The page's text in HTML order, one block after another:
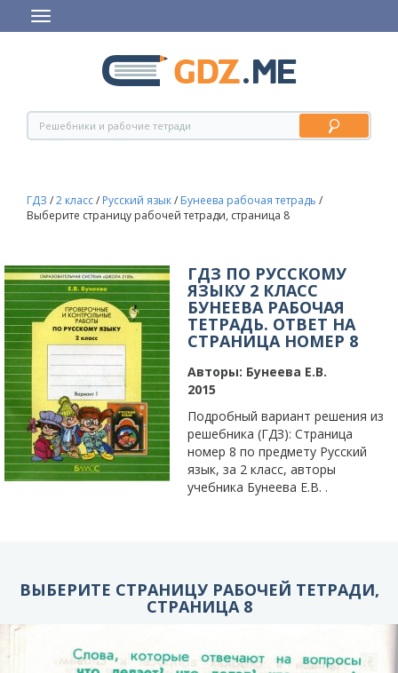
ГДЗ /2 класс/ Русский язык/ Бунеева рабочая тетрадь /
Выберите страницу рабочей тетради, страница 8
ГДЗ ПО РУССКОМУ
ЯЗЫКУ 2 КЛАСС
БУНЕЕВА РАБОЧАЯ
ТЕТРАДЬ. ОТВЕТ НА
СТРАНИЦА НОМЕР 8
Авторы: Бунеева Е.В.
2015
Подробный вариант решения из
решебника (ГДЗ): Страница
номер 8 по предмету Русский
язык, за 2 класс, авторы
учебника Бунеева Е.В. .
ВЫБЕРИТЕ СТРАНИЦУ РАБОЧЕЙ ТЕТРАДИ,
СТРАНИЦА 8